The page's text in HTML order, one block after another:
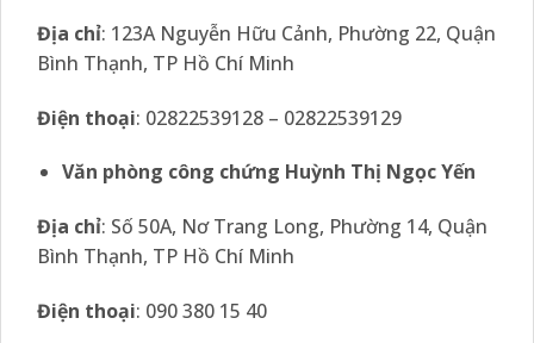
Địa chỉ: 123A Nguyễn Hữu Cảnh, Phường 22, Quận
Bình Thạnh, TP Hồ Chí Minh
Điện thoại: 02822539128 – 02822539129
Văn phòng công chứng Huỳnh Thị Ngọc Yến
Địa chỉ: Số 50A, Nơ Trang Long, Phường 14, Quận
Bình Thạnh, TP Hồ Chí Minh
Điện thoại: 090 380 15 40